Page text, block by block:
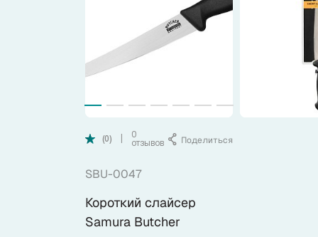
Ножи по видам
Ножи по назначению
(0)
0
отзывов
Поделиться
SBU-0047
Короткий слайсер
Samura Butcher